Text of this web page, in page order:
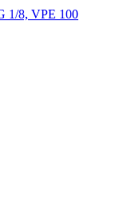
1/8, VPE 100